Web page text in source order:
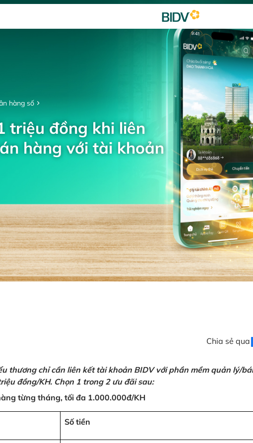
hàng số
triệu đồng khi liên
hàng với tài khoản
Chia sẻ qua
thương chỉ cần liên kết tài khoản BIDV với phần mềm quản lý/
đồng/KH. Chọn 1 trong 2 ưu đãi sau:
từng tháng, tối đa 1.000.000đ/KH
Số tiền